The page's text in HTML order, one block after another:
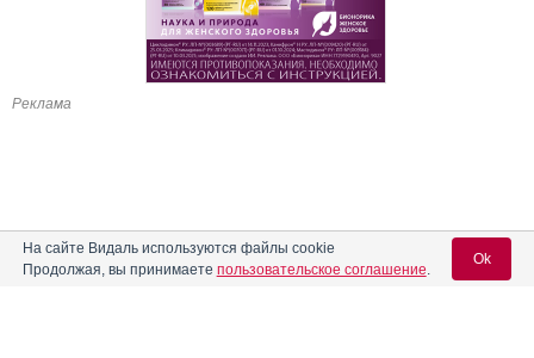
Реклама
На сайте Видаль используются файлы cookie
Продолжая, вы принимаете пользовательское соглашение.
Ok